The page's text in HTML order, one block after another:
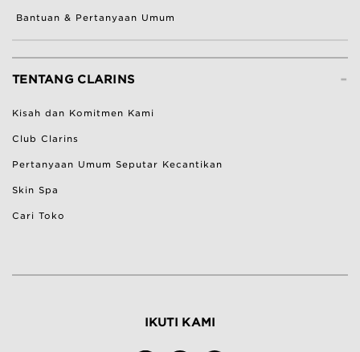
Bantuan & Pertanyaan Umum
-
TENTANG CLARINS
Kisah dan Komitmen Kami
Club Clarins
Pertanyaan Umum Seputar Kecantikan
Skin Spa
Cari Toko
IKUTI KAMI